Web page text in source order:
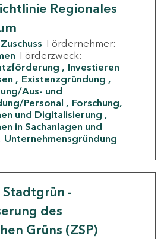
Regionales
Zuschuss Fördernehmer:
Förderzweck:
Investieren
Existenzgründung
Aus- und
Personal
Forschung,
und Digitalisierung
in Sachanlagen und
Unternehmensgründung
-
des
Grüns (ZSP)